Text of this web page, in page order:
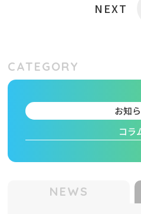
CATEGORY
お知
コラ
NEWS
NEXT